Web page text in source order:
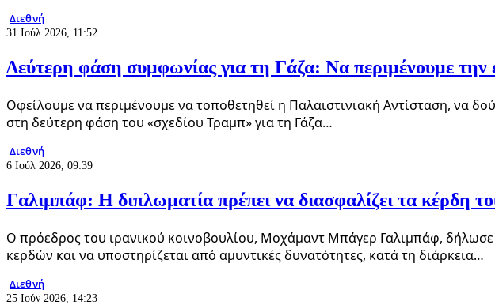
Διεθνή
31 Ιούλ 2026, 11:52
Δεύτερη φάση συμφωνίας για τη Γάζα: Να περιμένουμε την
Οφείλουμε να περιμένουμε να τοποθετηθεί η Παλαιστινιακή Αντίσταση, να
στη δεύτερη φάση του «σχεδίου Τραμπ» για τη Γάζα…
Διεθνή
6 Ιούλ 2026, 09:39
Γαλιμπάφ: Η διπλωματία πρέπει να διασφαλίζει τα κέρδη
Ο πρόεδρος του ιρανικού κοινοβουλίου, Μοχάμαντ Μπάγερ Γαλιμπάφ, δήλωσε
κερδών και να υποστηρίζεται από αμυντικές δυνατότητες, κατά τη διάρκεια…
Διεθνή
25 Ιούν 2026, 14:23